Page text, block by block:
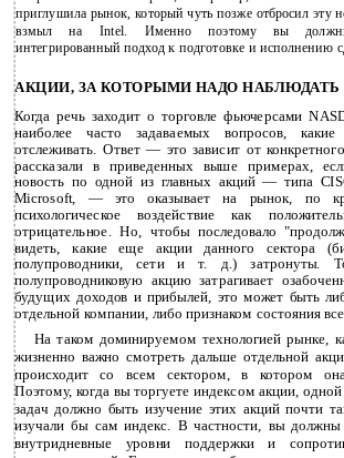
приглушила рынок, который чуть позже отбросил эту
взмыл на Intel. Именно поэтому вы
интегрированный подход к подготовке и исполнению
АКЦИИ, ЗА КОТОРЫМИ НАДО НАБЛЮДАТЬ
Когда речь заходит о торговле фьючерсами
наиболее часто задаваемых вопросов,
отслеживать. Ответ — это зависит от
рассказали в приведенных выше примерах,
новость по одной из главных акций — типа
Microsoft, — это оказывает на рынок, по
психологическое воздействие как
отрицательное. Но, чтобы последовало
видеть, какие еще акции данного сектора
полупроводники, сети и т. д.) затронуты.
полупроводниковую акцию затрагивает
будущих доходов и прибылей, это может быть
отдельной компании, либо признаком состояния
На таком доминируемом технологией рынке,
жизненно важно смотреть дальше отдельной
происходит со всем сектором, в котором она
Поэтому, когда вы торгуете индексом акции,
задач должно быть изучение этих акций почти
изучали бы сам индекс. В частности, вы должны
внутридневные уровни поддержки и